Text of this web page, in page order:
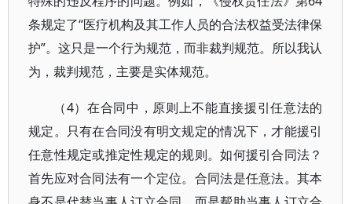
条规定了“医疗机构及其工作人员的合法权益受法律保
护”。这只是一个行为规范，而非裁判规范。所以我认
为，裁判规范，主要是实体规范。
（4）在合同中，原则上不能直接援引任意法的
规定。只有在合同没有明文规定的情况下，才能援引
任意性规定或推定性规定的规则。如何援引合同法？
首先应对合同法有一个定位。合同法是任意法。其本